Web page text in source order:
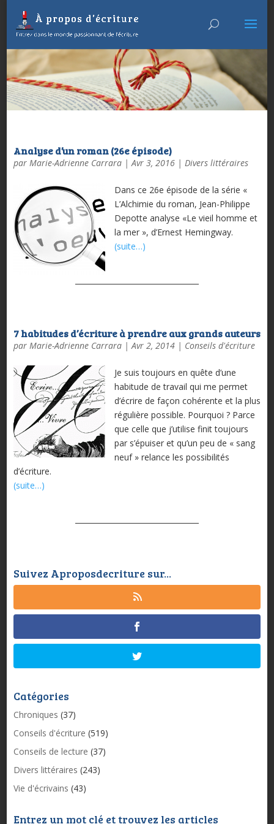
Analyse d’un roman (26e épisode)
par Marie-Adrienne Carrara|Avr 3, 2016| Divers littéraires
Dans ce 26e épisode de la série «
L’Alchimie du roman, Jean-Philippe
Depotte analyse «Le vieil homme et
la mer », d’Ernest Hemingway.
(suite…)
7 habitudes d’écriture à prendre aux grands auteurs
par Marie-Adrienne Carrara|Avr 2, 2014| Conseils d'écriture
Je suis toujours en quête d’une
habitude de travail qui me permet
d’écrire de façon cohérente et la plus
régulière possible. Pourquoi ? Parce
que celle que j’utilise finit toujours
par s’épuiser et qu’un peu de « sang
neuf » relance les possibilités
d’écriture.
(suite…)
Suivez Aproposdecriture sur...
Catégories
Chroniques (37)
Conseils d'écriture (519)
Conseils de lecture (37)
Divers littéraires (243)
Vie d'écrivains (43)
Entrez un mot clé et trouvez les articles